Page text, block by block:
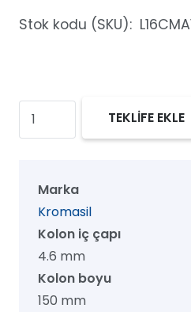
Stok kodu (SKU):
Kromasil
300
Kolon,
300
µm,
TEKLİFE EKLE
Marka
Kromasil
Kolon iç çapı
4.6 mm
Kolon boyu
150 mm